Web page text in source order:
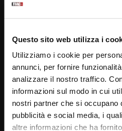
Questo sito web utilizza i
Utilizziamo i cookie per
annunci, per fornire
analizzare il nostro traffico.
informazioni sul modo in cui
nostri partner che si occupano
pubblicità e social media, i
altre informazioni che ha
RELATED VIDEOS